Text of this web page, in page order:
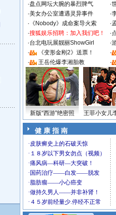
·盘点网坛大腕的暴烈脾气 ·
·美女办公室遭遇灵异事件 ·
· 《Nobody》成命案导火索 ·
·搜狐娱乐招聘：加入我们吧！ ·
·台北电玩展靓丽ShowGirl ·
·
《变形金刚2》送票！ ·
·
王岳伦爆李湘胎教 ·
新版“西游”绝密照 王菲小女儿
健 康 指 南